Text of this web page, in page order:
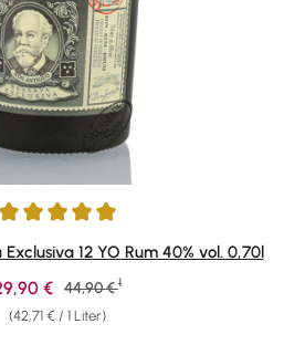
von 4.9 von 5 Sternen
12 YO Rum 40% vol. 0,70l
(42,71 € / 1 Liter)
Verkaufspreis:
€ Regulärer Preis:
44,90 € 1